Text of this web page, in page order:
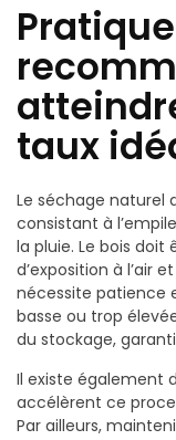
taux
Le séchage naturel
consistant à
la pluie. Le bois
d’exposition à l’air
nécessite patience
basse ou trop
du stockage,
Il existe également
accélèrent ce
Par ailleurs,